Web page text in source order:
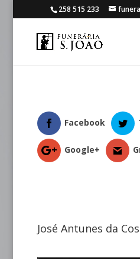
258 515 233
Facebook
Google+
José Antunes da